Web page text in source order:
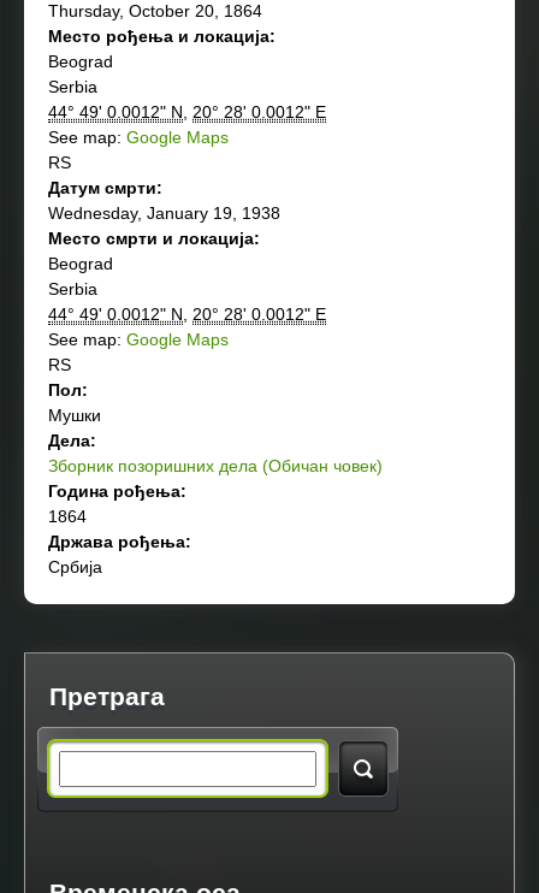
Thursday, October 20, 1864
Место рођења и локација:
Beograd
Serbia
44° 49' 0.0012" N
20° 28' 0.0012" E
See map: Google Maps
RS
Датум смрти:
Wednesday, January 19, 1938
Место смрти и локација:
Beograd
Serbia
44° 49' 0.0012" N
20° 28' 0.0012" E
See map: Google Maps
RS
Пол:
Мушки
Дела:
Зборник позоришних дела (Обичан човек)
Година рођења:
1864
Држава рођења:
Србија
Претрага
a